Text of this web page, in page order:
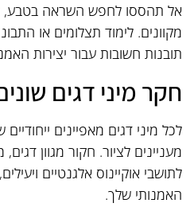
אל תהססו לחפש השראה בטבע,
מקוונים. לימוד תצלומים או
תובנות חשובות עבור יצירות
חקר מיני דגים
לכל מיני דגים מאפיינים
מעניינים לציור. חקור מגוון
לתושבי אוקיינוס אלגנטיים
האמנותי שלך.